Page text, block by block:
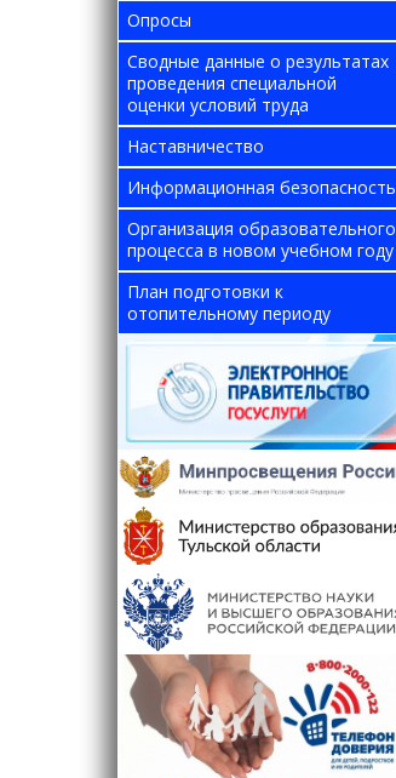
Опросы
Сводные данные о результатах
проведения специальной
оценки условий труда
Наставничество
Информационная безопасность
Организация образовательного
процесса в новом учебном году
План подготовки к
отопительному периоду